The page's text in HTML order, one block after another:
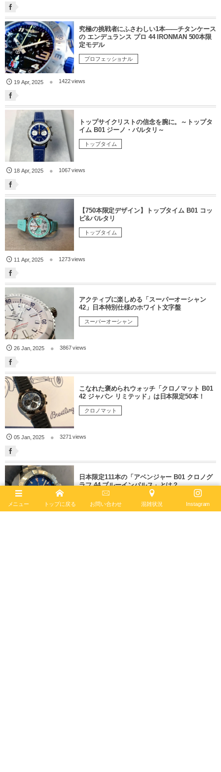
究極の挑戦者にふさわしい1本——チタンケース
の エンデュランス プロ 44 IRONMAN 500本限
定モデル
プロフェッショナル
19 Apr,2025 1422 views
トップサイクリストの信念を腕に。～トップタ
イム B01 ジーノ・バルタリ～
トップタイム
18 Apr,2025 1067 views
【750本限定デザイン】トップタイム B01 コッ
ピ&バルタリ
トップタイム
11 Apr,2025 1273 views
アクティブに楽しめる「スーパーオーシャン
42」日本特別仕様のホワイト文字盤
スーパーオーシャン
26 Jan,2025 3867 views
こなれた褒められウォッチ「クロノマット B01
42 ジャパン リミテッド」は日本限定50本！
クロノマット
05 Jan,2025 3271 views
日本限定111本の「アベンジャー B01 クロノグ
ラフ 44 ブルーインパルス」とは？
メニュー トップに戻る お問い合わせ 混雑状況 Instagram